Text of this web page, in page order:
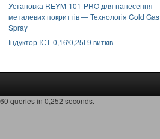
Установка REYM-101-PRO для нанесення
металевих покриттів — Технологія Cold Gas
Spray
Індуктор ІСТ-0,16\0,25І 9 витків
60 queries in 0,252 seconds.